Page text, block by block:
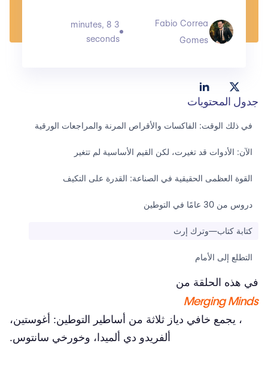
Fabio Correa
Gomes
3 minutes, 8
seconds
جدول المحتويات
في ذلك الوقت: الفاكسات والأقراص المرنة والمراجعات الورقية
الآن: الأدوات قد تغيرت، لكن القيم الأساسية لم تتغير
القوة العظمى الحقيقية في الصناعة: القدرة على التكيف
دروس من 30 عامًا في التوطين
كتابة كتاب—وترك إرث
التطلع إلى الأمام
في هذه الحلقة من
Merging Minds
، يجمع خافي دياز ثلاثة من أساطير التوطين: أغوستين،
ألفريدو دي ألميدا، وخورخي سانتوس.